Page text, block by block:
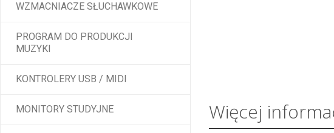
WZMACNIACZE SŁUCHAWKOWE
PROGRAM DO PRODUKCJI
MUZYKI
KONTROLERY USB / MIDI
MONITORY STUDYJNE Więcej